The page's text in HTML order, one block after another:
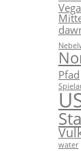
Pfad
water